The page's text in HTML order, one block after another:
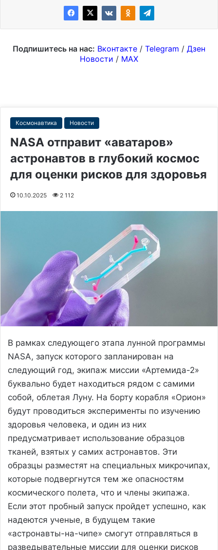
Подпишитесь на нас: Вконтакте / Telegram / Дзен
Новости / MAX